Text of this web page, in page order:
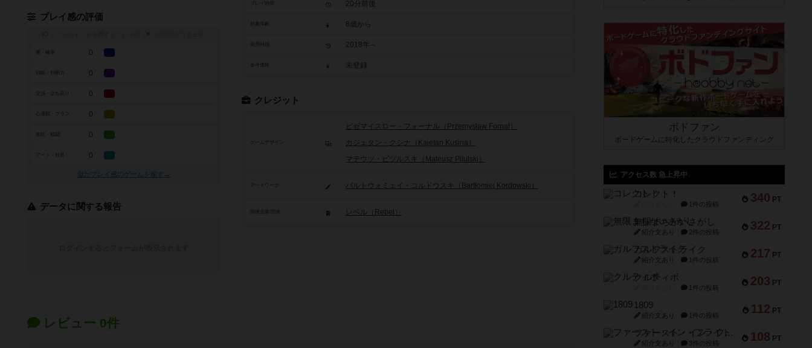
20分前後
8歳から
2018年～
参考価格 未登録
クレジット
ゲームデザイン
ピゼマイスロー・フォーナル（Przemysław Fornal）
カジェタン・クシナ（Kajetan Kusina）
マテウツ・ピツルスキ（Mateusz Pitulski）
アートワーク バルトウォミェイ・コルドウスキ（Bartłomiej Kordowski）
レベル（Rebel）
プレイ感の評価
※
0
戦略・判断力 0
0
0
0
アート・外見 0
似たプレイ感のゲームを探す→
データに関する報告
レビュー 0件
ボドファン
ボードゲームに特化したクラウドファンディング
アクセス数 急上昇中
340 PT
コレクト！
1件の投稿
322 PT
無限まちがいさがし
紹介文あり 2件の投稿
217 PT
ガルフストライク
紹介文あり 1件の投稿
203 PT
クルティボ
1件の投稿
112 PT
1809
紹介文あり 1件の投稿
108 PT
ファースト・イン・フライト
紹介文あり 3件の投稿